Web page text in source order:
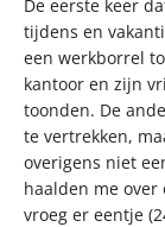
De eerste keer
tijdens en
een werkborrel
kantoor en zijn
toonden. De
te vertrekken,
overigens niet
haalden me over
vroeg er eentje